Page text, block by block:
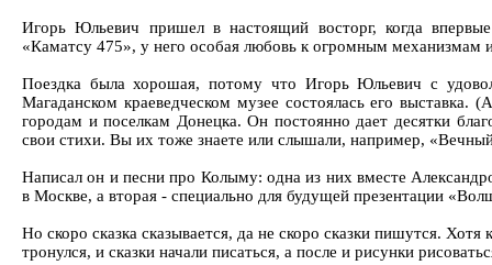
Игорь Юльевич пришел в настоящий восторг, когда
«Каматсу 475», у него особая любовь к огромным механизмам
Поездка была хорошая, потому что Игорь Юльевич с
Магаданском краеведческом музее состоялась его
городам и поселкам Донецка. Он постоянно дает десятки
свои стихи. Вы их тоже знаете или слышали, например,
Написал он и песни про Колыму: одна из них вместе
в Москве, а вторая - специально для будущей презентации
Но скоро сказка сказывается, да не скоро сказки пишутся.
тронулся, и сказки начали писаться, а после и рисунки